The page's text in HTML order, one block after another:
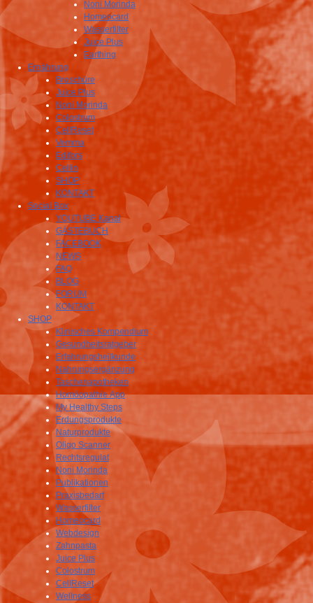
Noni Morinda
Homeocard
Wasserfilter
Juice Plus
Earthing
Ernährung
Broschüre
Juice Plus
Noni Morinda
Colostrum
CellReset
Vemma
Edifors
Cellin
SHOP
KONTAKT
Social Box
YOUTUBE Kanal
GÄSTEBUCH
FACEBOOK
NEWS
FAQ
BLOG
FORUM
KONTAKT
SHOP
Klinisches Kompendium
Gesundheitsratgeber
Erfahrungsheilkunde
Nahrungsergänzung
Taschenapotheken
Homöopathie App
My Healthy Steps
Erdungsprodukte
Naturprodukte
Oligo Scanner
Rechtsregulat
Noni Morinda
Publikationen
Praxisbedarf
Wasserfilter
Homeocard
Webdesign
Zahnpasta
Juice Plus
Colostrum
CellReset
Wellness